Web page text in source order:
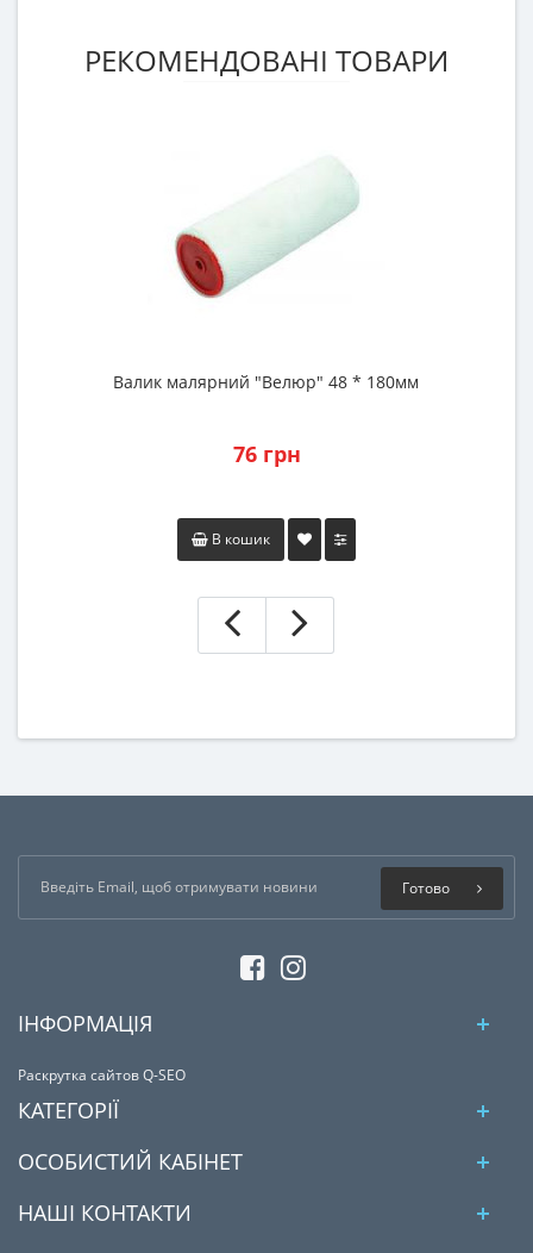
РЕКОМЕНДОВАНІ ТОВАРИ
Валик малярний "Велюр" 48 * 180мм
76 грн
В кошик
Готово
ІНФОРМАЦІЯ
Раскрутка сайтов Q-SEO
КАТЕГОРІЇ
ОСОБИСТИЙ КАБІНЕТ
НАШІ КОНТАКТИ